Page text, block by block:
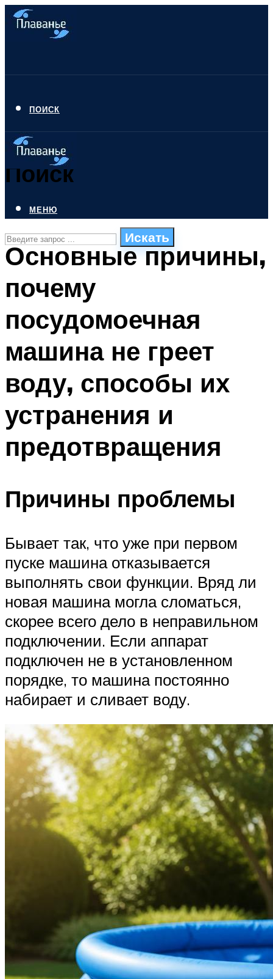
ПОИСК
Поиск
Искать
ПЛАВАНЬЕ ДЛЯ ДЕТЕЙ
БАССЕЙН ДЛЯ ДОМА
МЕНЮ
МЕНЮ
Основные причины,
почему
посудомоечная
машина не греет
воду, способы их
устранения и
предотвращения
Причины проблемы
Бывает так, что уже при первом
пуске машина отказывается
выполнять свои функции. Вряд ли
новая машина могла сломаться,
скорее всего дело в неправильном
подключении. Если аппарат
подключен не в установленном
порядке, то машина постоянно
набирает и сливает воду.